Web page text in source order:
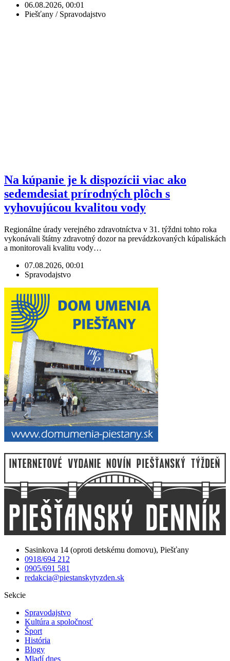
06.08.2026, 00:01
Piešťany / Spravodajstvo
Na kúpanie je k dispozícii viac ako
sedemdesiat prírodných plôch s
vyhovujúcou kvalitou vody
Regionálne úrady verejného zdravotníctva v 31. týždni tohto roka
vykonávali štátny zdravotný dozor na prevádzkovaných kúpaliskách
a monitorovali kvalitu vody…
07.08.2026, 00:01
Spravodajstvo
Sasinkova 14 (oproti detskému domovu), Piešťany
0918/694 212
0905/691 581
redakcia@piestanskytyzden.sk
Sekcie
Spravodajstvo
Kultúra a spoločnosť
Šport
História
Blogy
Mladí dnes